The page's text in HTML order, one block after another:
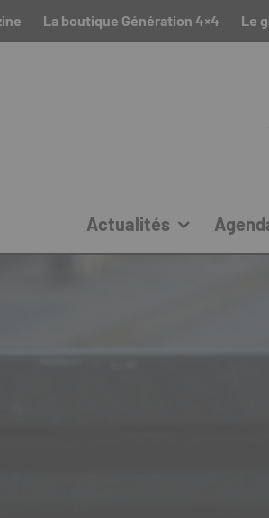
La boutique Génération 4×4 Le
Actualités